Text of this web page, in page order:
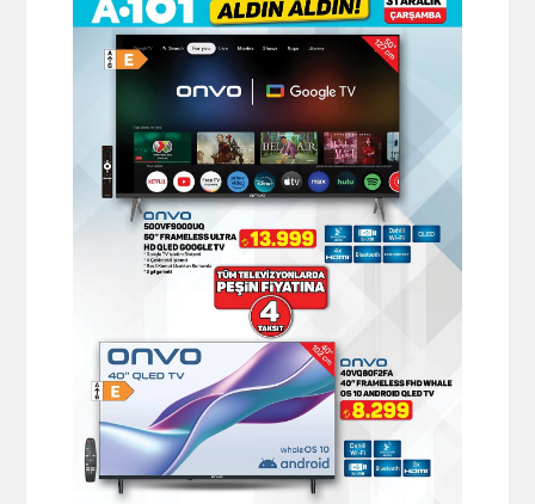
Aksesuar Ayakkabı Baharat Bahçe Bakliyat
Bebek
Çay & Kahve & Şeker
Cep Telefonu
Dondurma
Dondurulmuş Ürünler
Ev & Dekorasyon
Gezi & Seyahat
Giyim Hazır Soslar Hazır Yemekler
Kırtasiye Kişisel Bakım Kitap & Dergi
Konserve
Küçük Ev Aletleri
Meyve & Sebze Mutfak Ürünleri
Otomobil
Sağlık Süt Ürünleri & Kahvaltılık
Temizlik
Un & Şeker & Yağ
Yapı & Teknik